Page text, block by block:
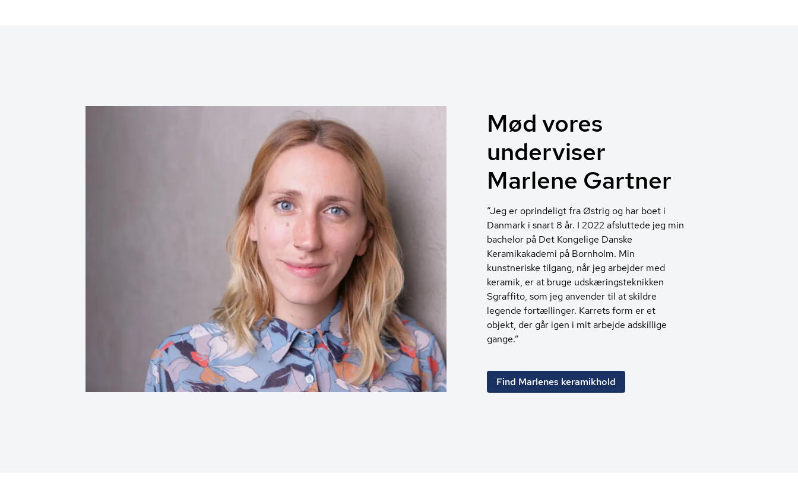
Mød vores
underviser
Marlene Gartner
“Jeg er oprindeligt fra Østrig og har boet i
Danmark i snart 8 år. I 2022 afsluttede jeg min
bachelor på Det Kongelige Danske
Keramikakademi på Bornholm. Min
kunstneriske tilgang, når jeg arbejder med
keramik, er at bruge udskæringsteknikken
Sgraffito, som jeg anvender til at skildre
legende fortællinger. Karrets form er et
objekt, der går igen i mit arbejde adskillige
gange.”
Find Marlenes keramikhold